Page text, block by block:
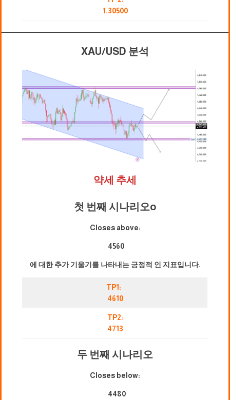
1.30500
XAU/USD 분석
약세 추세
첫 번째 시나리오o
Closes above:
4560
에 대한 추가 기울기를 나타내는 긍정적 인 지표입니다.
TP1:
4610
TP2:
4713
두 번째 시나리오
Closes below:
4480